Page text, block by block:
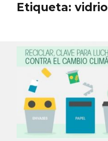
Etiqueta:vidrio